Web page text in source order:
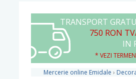
TRANSPORT
750 RON
IN
* VEZI
Mercerie online Emidale ›